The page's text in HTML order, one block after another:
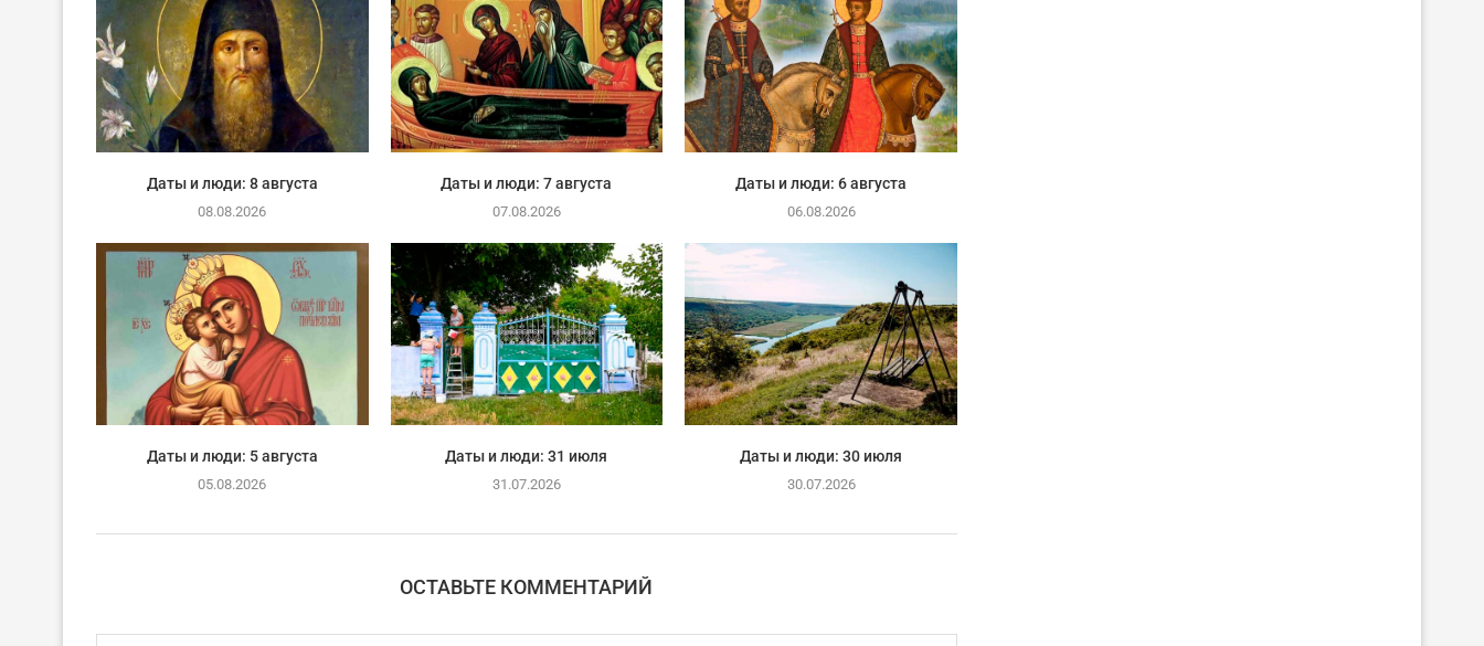
Даты и люди: 8 августа
08.08.2026
Даты и люди: 7 августа
07.08.2026
Даты и люди: 6 августа
06.08.2026
Даты и люди: 5 августа
05.08.2026
Даты и люди: 31 июля
31.07.2026
Даты и люди: 30 июля
30.07.2026
ОСТАВЬТЕ КОММЕНТАРИЙ